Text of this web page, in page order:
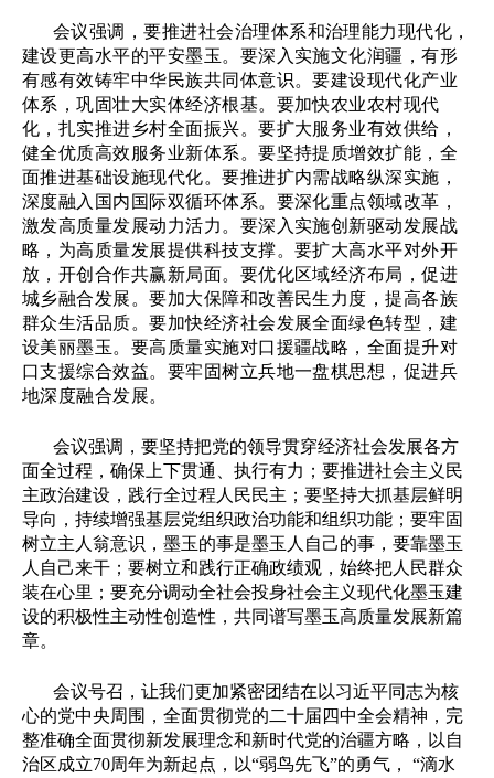
会议强调，要推进社会治理体系和治理能力现代化，
建设更高水平的平安墨玉。要深入实施文化润疆，有形
有感有效铸牢中华民族共同体意识。要建设现代化产业
体系，巩固壮大实体经济根基。要加快农业农村现代
化，扎实推进乡村全面振兴。要扩大服务业有效供给，
健全优质高效服务业新体系。要坚持提质增效扩能，全
面推进基础设施现代化。要推进扩内需战略纵深实施，
深度融入 国内国际双循环体系。要深化重点领域改革，
激发高质量发展动力活力。要深入实施创新驱动发展战
略，为高质量发展提供科技支撑。要扩大高水平对外开
放，开创合作共赢新局面。要优化区域经济布局，促进
城乡融合发展。要加大保障和改善民生力度，提高各族
群众生活品质。要加快经济社会发展全面绿色转型 ，建
设美丽墨玉。要高质量实施对口援疆战略，全面提升对
口支援综合效益。要牢固树立兵地一盘棋思想，促进兵
地深度融合发展。
会议强调，要坚持把党的领导贯穿经济社会发展各方
面全过程，确保上下贯通、执行有力；要推进社会主义民
主政治建设，践行全过程人民民主；要坚持大抓基层鲜明
导向，持续增强基层党组织政治功能和组织功能；要牢固
树立主人翁意识，墨玉的事是墨玉人自己的事，要靠墨玉
人自己来干；要树立和践行正确政绩观，始终把人民群众
装在心里；要充分调动全社会投身社会主义现代化墨玉建
设的积极性主动性创造性，共同谱写墨玉高质量发展新篇
章。
会议号召，让我们更加紧密团结在以习近平同志为核
心的党中央周围，全面贯彻党的二十届四中全会精神，完
整准确全面贯彻新发展理念和新时代党的治疆方略，以自
治区成立70周年为新起点，以“弱鸟先飞”的勇气， “滴水